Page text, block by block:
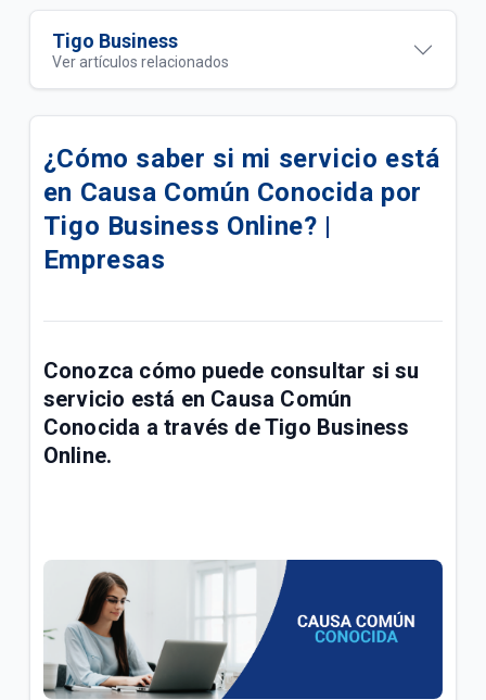
Tigo Business
Ver artículos relacionados
eSIM para su línea móvil Tigo Business | Empresas
Conoce las mejoras realizadas a la red móvil Tigo |
Empresas
Conoce sobre el proceso de portabilidad a Tigo |
Empresas
Paga las facturas de servicios fijos y móviles Tigo
Business en una transacción | Empresas
Respaldo de Sitios, Bases de Datos, CMS y
| Empresas
¿Cuál es el número de cuenta de la factura Tigo? |
Empresas
Explicación del Detalle de consumos en su factura
¿Cómo saber si mi servicio está
en Causa Común Conocida por
Tigo Business Online? |
Empresas
Conozca cómo puede consultar si su
servicio está en Causa Común
Conocida a través deTigo Business
Online.